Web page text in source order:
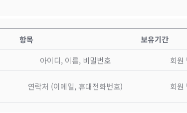
항목
보유기간
아이디, 이름, 비밀번호
회원
연락처 (이메일, 휴대전화번호) 회원